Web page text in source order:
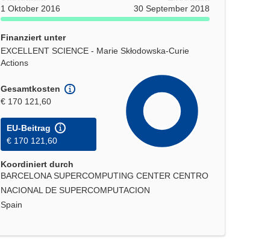
1 Oktober 2016
30 September 2018
Finanziert unter
EXCELLENT SCIENCE - Marie Skłodowska-Curie
Actions
Gesamtkosten
€ 170 121,60
EU-Beitrag
€ 170 121,60
Koordiniert durch
BARCELONA SUPERCOMPUTING CENTER CENTRO
NACIONAL DE SUPERCOMPUTACION
Spain